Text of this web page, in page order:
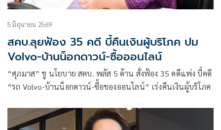
5 มิถุนายน 2569
สคบ.ลุยฟ้อง 35 คดี บี้คืนเงินผู้บริโภค ปม
Volvo-บ้านน็อกดาวน์-ซื้อออนไลน์
“ศุภมาส” ชู นโยบาย สคบ. พลัส 5 ด้าน สั่งฟ้อง 35 คดีแพ่ง บี้คดี
“รถ Volvo-บ้านน็อกดาวน์-ซื้อของออนไลน์” เร่งคืนเงินผู้บริโภค